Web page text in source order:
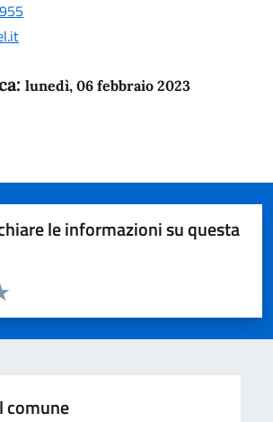
lunedì, 06 febbraio 2023
le informazioni su questa
pagina
5 stelle su 5
4 stelle su 5
su 5
su 5
5
comune